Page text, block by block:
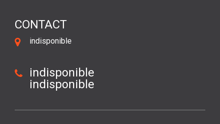
CONTACT
indisponible
indisponible
indisponible